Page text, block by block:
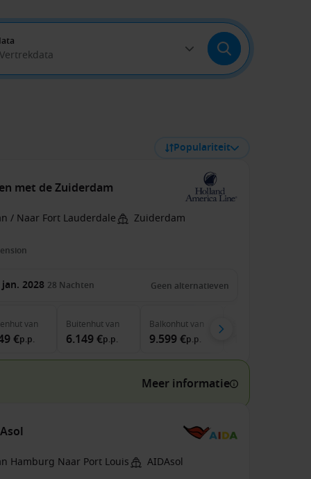
Populariteit
met de Zuiderdam
/ Naar Fort Lauderdale Zuiderdam
jan. 2028 28 Nachten Geen alternatieven
van
€p.p.
Buitenhutvan
6.149 €p.p.
Balkonhutvan
9.599 €p.p.
Meer informatie
Hamburg Naar Port Louis AIDAsol